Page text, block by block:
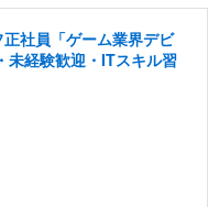
社員「ゲーム業界デビ
未経験歓迎・ITスキル習